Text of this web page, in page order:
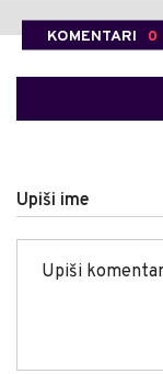
KOMENTARI 0
Upiši ime